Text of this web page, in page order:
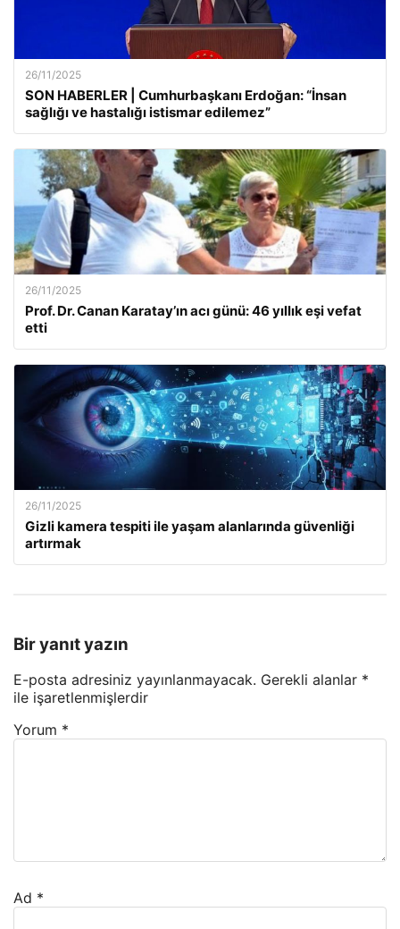
26/11/2025
SON HABERLER | Cumhurbaşkanı Erdoğan: “İnsan
sağlığı ve hastalığı istismar edilemez”
26/11/2025
Prof. Dr. Canan Karatay’ın acı günü: 46 yıllık eşi vefat
etti
26/11/2025
Gizli kamera tespiti ile yaşam alanlarında güvenliği
artırmak
Bir yanıt yazın
E-posta adresiniz yayınlanmayacak. Gerekli alanlar *
ile işaretlenmişlerdir
Yorum *
Ad *